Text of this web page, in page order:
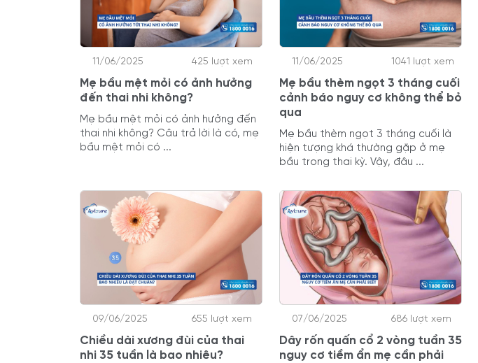
11/06/2025 425 lượt xem
Mẹ bầu mệt mỏi có ảnh hưởng
đến thai nhi không?
Mẹ bầu mệt mỏi có ảnh hưởng đến
thai nhi không? Câu trả lời là có, mẹ
bầu mệt mỏi có ...
11/06/2025 1041 lượt xem
Mẹ bầu thèm ngọt 3 tháng cuối
cảnh báo nguy cơ không thể bỏ
qua
Mẹ bầu thèm ngọt 3 tháng cuối là
hiện tượng khá thường gặp ở mẹ
bầu trong thai kỳ. Vậy, đâu ...
09/06/2025 655 lượt xem
Chiều dài xương đùi của thai
nhi 35 tuần là bao nhiêu?
07/06/2025 686 lượt xem
Dây rốn quấn cổ 2 vòng tuần 35
nguy cơ tiềm ẩn mẹ cần phải